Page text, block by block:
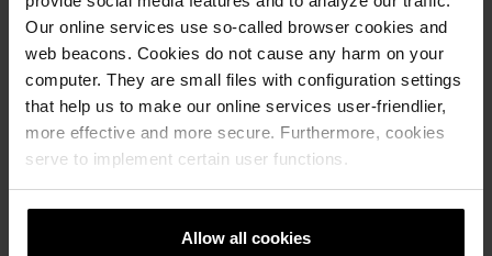
Our online services use so-called browser cookies and
web beacons. Cookies do not cause any harm on your
computer. They are small files with configuration settings
that help us to make our online services user-friendlier,
more effective and more secure. Furthermore, cookies
serve to implement certain user functions.
Allow all cookies
доверливи. Вашата согласност може да се
повлече во секое време со кликнување на
линкот за откажување на Newsletter или со
испраќање на барање по е-мејл
наoffice.mk@wienerberger.com.
Лични податоци *
За сите детали околу складирање,
обработка, бришење и правата за
користењето на Вашите лични податоци,